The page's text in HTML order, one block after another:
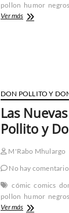
pollon humor negros
Ver másLas
Pollón
32
DON POLLITO Y
Las
Pollito y
M'Rabo Mhulargo
No hay
cómic comics
pollon humor negros
Ver másLas